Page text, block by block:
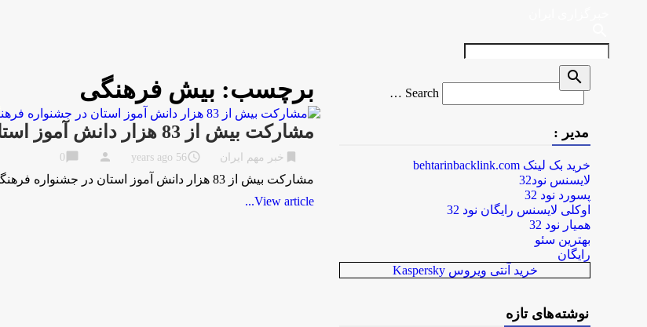
برچسب: بيش فرهنگی
مشاركت بيش از 83 هزار دانش آموز استان در جشنواره فرهنگی وهنری
خبر مهم ایران access_time
56 years ago
person
chat_bubble
0
مشاركت بيش از 83 هزار دانش آموز استان در جشنواره فرهنگی وهنری به گزارش مركز اطلاع رساني و روابط عمومي …
View article...
Search
for
Search …
search
مدیر :
خرید بک لینک behtarinbacklink.com
لایسنس نود32
پسورد نود 32
اوکلی لایسنس رایگان نود 32
همیار نود 32
بهترین سئو
رایگان
خرید آنتی ویروس Kaspersky
نوشته‌های تازه